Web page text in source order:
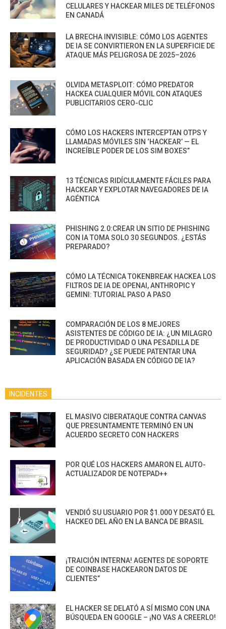
CELULARES Y HACKEAR MILES DE TELÉFONOS
EN CANADÁ
LA BRECHA INVISIBLE: CÓMO LOS AGENTES
DE IA SE CONVIRTIERON EN LA SUPERFICIE DE
ATAQUE MÁS PELIGROSA DE 2025–2026
OLVIDA METASPLOIT: CÓMO PREDATOR
HACKEA CUALQUIER MÓVIL CON ATAQUES
PUBLICITARIOS CERO-CLIC
CÓMO LOS HACKERS INTERCEPTAN OTPS Y
LLAMADAS MÓVILES SIN ‘HACKEAR’ — EL
INCREÍBLE PODER DE LOS SIM BOXES”
13 TÉCNICAS RIDÍCULAMENTE FÁCILES PARA
HACKEAR Y EXPLOTAR NAVEGADORES DE IA
AGÉNTICA
PHISHING 2.0:CREAR UN SITIO DE PHISHING
CON IA TOMA SOLO 30 SEGUNDOS. ¿ESTÁS
PREPARADO?
CÓMO LA TÉCNICA TOKENBREAK HACKEA LOS
FILTROS DE IA DE OPENAI, ANTHROPIC Y
GEMINI: TUTORIAL PASO A PASO
COMPARACIÓN DE LOS 8 MEJORES
ASISTENTES DE CÓDIGO DE IA: ¿UN MILAGRO
DE PRODUCTIVIDAD O UNA PESADILLA DE
SEGURIDAD? ¿SE PUEDE PATENTAR UNA
APLICACIÓN BASADA EN CÓDIGO DE IA?
INCIDENTES
EL MASIVO CIBERATAQUE CONTRA CANVAS
QUE PRESUNTAMENTE TERMINÓ EN UN
ACUERDO SECRETO CON HACKERS
POR QUÉ LOS HACKERS AMARON EL AUTO-
ACTUALIZADOR DE NOTEPAD++
VENDIÓ SU USUARIO POR $1.000 Y DESATÓ EL
HACKEO DEL AÑO EN LA BANCA DE BRASIL
¡TRAICIÓN INTERNA! AGENTES DE SOPORTE
DE COINBASE HACKEARON DATOS DE
CLIENTES”
EL HACKER SE DELATÓ A SÍ MISMO CON UNA
BÚSQUEDA EN GOOGLE – ¡NO VAS A CREERLO!